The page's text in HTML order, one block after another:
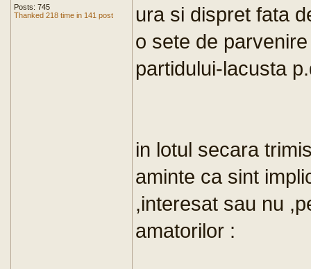
Posts: 745
Thanked 218 time in 141 post
ura si dispret fata
o sete de
partidului-lacusta
in lotul secara
aminte ca sint
,interesat sau nu
amatorilor :